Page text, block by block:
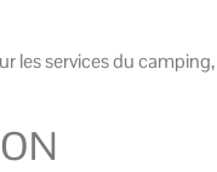
les services du